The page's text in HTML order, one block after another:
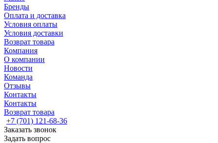
Бренды
Оплата и доставка
Условия оплаты
Условия доставки
Возврат товара
Компания
О компании
Новости
Команда
Отзывы
Контакты
Контакты
Возврат товара
+7 (701) 121-68-36
Заказать звонок
Задать вопрос